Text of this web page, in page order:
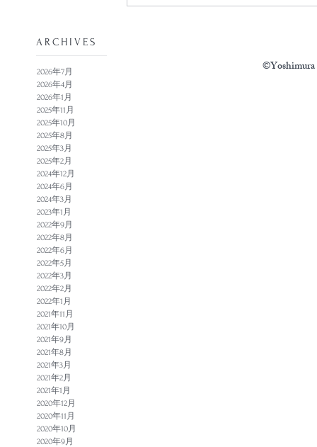
​ARCHIVES
2026年7月
2026年4月
2026年1月
2025年11月
2025年10月
2025年8月
2025年3月
2025年2月
2024年12月
2024年6月
2024年3月
2023年1月
2022年9月
2022年8月
2022年6月
2022年5月
2022年3月
2022年2月
2022年1月
2021年11月
2021年10月
2021年9月
2021年8月
2021年3月
2021年2月
2021年1月
2020年12月
2020年11月
2020年10月
2020年9月
©Yoshimura